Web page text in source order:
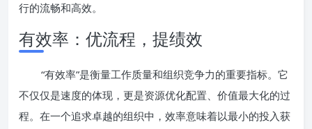
行的流畅和高效。
有效率：优流程，提绩效
“有效率”是衡量工作质量和组织竞争力的重要指标。它
不仅仅是速度的体现，更是资源优化配置、价值最大化的过
程。在一个追求卓越的组织中，效率意味着以最小的投入获